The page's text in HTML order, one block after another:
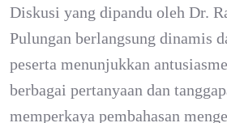
Diskusi yang dipandu oleh Dr.
Pulungan berlangsung dinamis
peserta menunjukkan
berbagai pertanyaan dan
memperkaya pembahasan